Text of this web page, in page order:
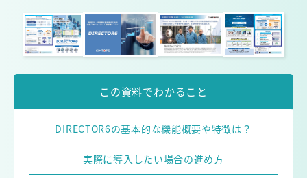
この資料でわかること
DIRECTOR6の基本的な機能概要や特徴は？
実際に導入したい場合の進め方